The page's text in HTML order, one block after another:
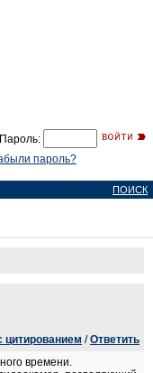
Пароль:
пароль?
ПОИСК
цитированием /Ответить
времени.